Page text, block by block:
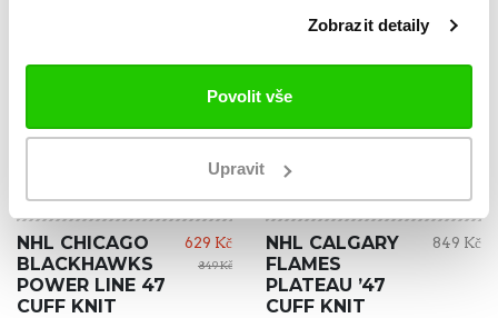
Zobrazit detaily
Povolit vše
Upravit
VÝPRODEJ SLEVA -26%
NHL CHICAGO
BLACKHAWKS
POWER LINE 47
CUFF KNIT
629 Kč
849 Kč
NOVINKA
NHL CALGARY
FLAMES
PLATEAU ’47
CUFF KNIT
849 Kč